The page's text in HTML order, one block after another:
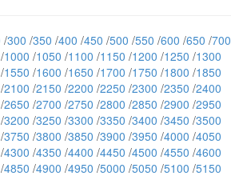
/300 /350 /400 /450 /500 /550 /600 /650 /700
/1000 /1050 /1100 /1150 /1200 /1250 /1300
/1550 /1600 /1650 /1700 /1750 /1800 /1850
/2100 /2150 /2200 /2250 /2300 /2350 /2400
/2650 /2700 /2750 /2800 /2850 /2900 /2950
/3200 /3250 /3300 /3350 /3400 /3450 /3500
/3750 /3800 /3850 /3900 /3950 /4000 /4050
/4300 /4350 /4400 /4450 /4500 /4550 /4600
/4850 /4900 /4950 /5000 /5050 /5100 /5150